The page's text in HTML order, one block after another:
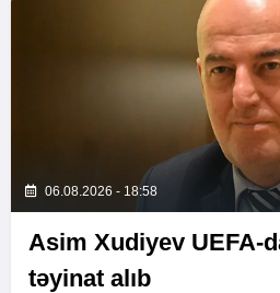
06.08.2026 - 18:58
Asim Xudiyev UEFA-
təyinat alıb